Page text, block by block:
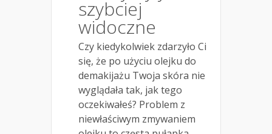
szybciej
widoczne
Czy kiedykolwiek zdarzyło Ci
się, że po użyciu olejku do
demakijażu Twoja skóra nie
wyglądała tak, jak tego
oczekiwałeś? Problem z
niewłaściwym zmywaniem